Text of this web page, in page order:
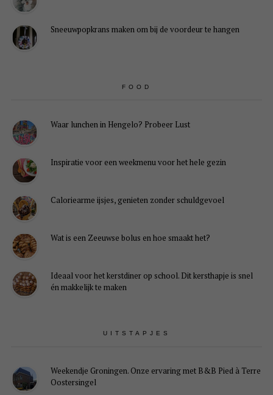
Sneeuwpopkrans maken om bij de voordeur te hangen
FOOD
Waar lunchen in Hengelo? Probeer Lust
Inspiratie voor een weekmenu voor het hele gezin
Caloriearme ijsjes, genieten zonder schuldgevoel
Wat is een Zeeuwse bolus en hoe smaakt het?
Ideaal voor het kerstdiner op school. Dit kersthapje is snel
én makkelijk te maken
UITSTAPJES
Weekendje Groningen. Onze ervaring met B&B Pied à Terre
Oostersingel